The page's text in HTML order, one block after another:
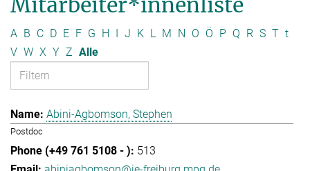
A B C D E F G H I J K L M N O Ö P Q R S T t
V W X Y Z Alle
Abini-Agbomson, Stephen
Postdoc
513